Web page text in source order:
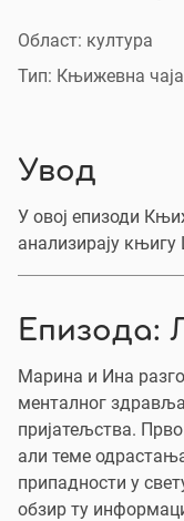
Област: култура
Тип: Књижевна
Увод
У овој епизоди
анализирају
Епизода:
Марина и Ина
менталног
пријатељства.
али теме
припадности у
обзир ту